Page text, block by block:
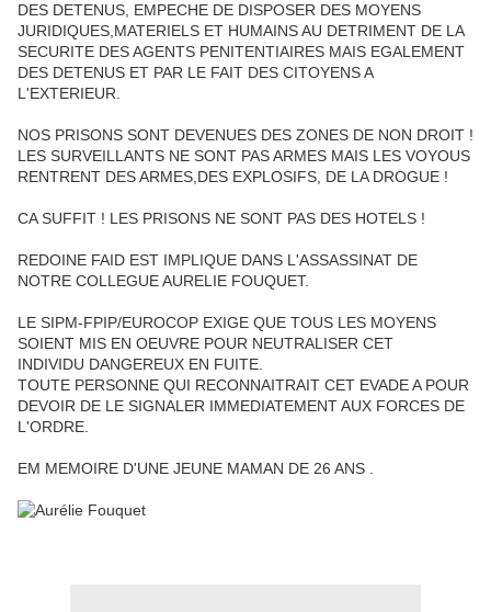
DES DETENUS, EMPECHE DE DISPOSER DES MOYENS
JURIDIQUES,MATERIELS ET HUMAINS AU DETRIMENT DE LA
SECURITE DES AGENTS PENITENTIAIRES MAIS EGALEMENT
DES DETENUS ET PAR LE FAIT DES CITOYENS A
L'EXTERIEUR.
NOS PRISONS SONT DEVENUES DES ZONES DE NON DROIT !
LES SURVEILLANTS NE SONT PAS ARMES MAIS LES VOYOUS
RENTRENT DES ARMES,DES EXPLOSIFS, DE LA DROGUE !
CA SUFFIT ! LES PRISONS NE SONT PAS DES HOTELS !
REDOINE FAID EST IMPLIQUE DANS L'ASSASSINAT DE
NOTRE COLLEGUE AURELIE FOUQUET.
LE SIPM-FPIP/EUROCOP EXIGE QUE TOUS LES MOYENS
SOIENT MIS EN OEUVRE POUR NEUTRALISER CET
INDIVIDU DANGEREUX EN FUITE.
TOUTE PERSONNE QUI RECONNAITRAIT CET EVADE A POUR
DEVOIR DE LE SIGNALER IMMEDIATEMENT AUX FORCES DE
L'ORDRE.
EM MEMOIRE D'UNE JEUNE MAMAN DE 26 ANS .